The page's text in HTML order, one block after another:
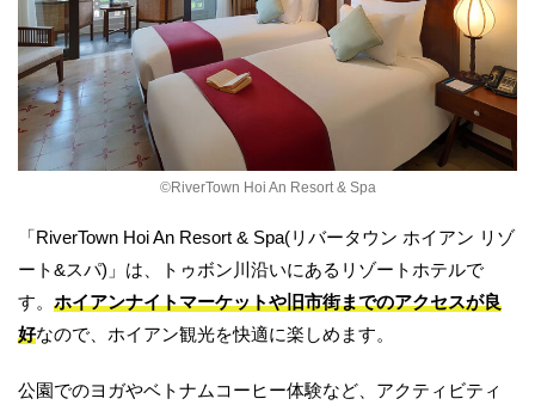
©︎RiverTown Hoi An Resort & Spa
「RiverTown Hoi An Resort & Spa(リバータウン ホイアン リゾ
ート&スパ)」は、トゥボン川沿いにあるリゾートホテルで
す。 ホイアンナイトマーケットや旧市街までのアクセスが良
好なので、ホイアン観光を快適に楽しめます。
公園でのヨガやベトナムコーヒー体験など、アクティビティ